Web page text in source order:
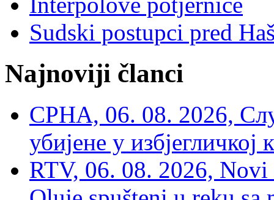
Sudski postupci pred
Najnoviji članci
СРНА, 06. 08. 2026,
убијене у избјегличкој
RTV, 06. 08. 2026, Novi